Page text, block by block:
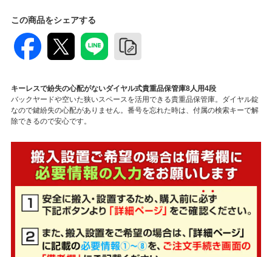
この商品をシェアする
キーレスで紛失の心配がないダイヤル式貴重品保管庫8人用4段
バックヤードや空いた狭いスペースを活用できる貴重品保管庫。ダイヤル錠
なので鍵紛失の心配がありません。番号を忘れた時は、付属の検索キーで解
除できるので安心です。